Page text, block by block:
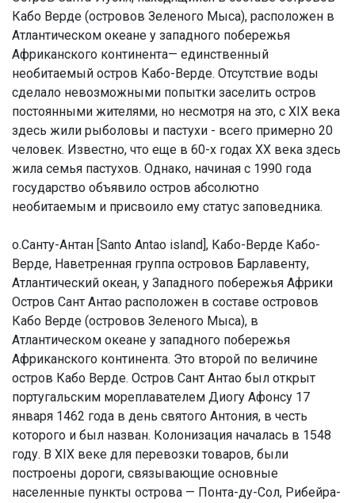
Кабо Верде (островов Зеленого Мыса), расположен в
Атлантическом океане у западного побережья
Африканского континента— единственный
необитаемый остров Кабо-Верде. Отсутствие воды
сделало невозможными попытки заселить остров
постоянными жителями, но несмотря на это, с XIX века
здесь жили рыболовы и пастухи - всего примерно 20
человек. Известно, что еще в 60-х годах XX века здесь
жила семья пастухов. Однако, начиная с 1990 года
государство объявило остров абсолютно
необитаемым и присвоило ему статус заповедника.
о.Санту-Антан [Santo Antao island], Кабо-Верде Кабо-
Верде, Наветренная группа островов Барлавенту,
Атлантический океан, у Западного побережья Африки
Остров Сант Антао расположен в составе островов
Кабо Верде (островов Зеленого Мыса), в
Атлантическом океане у западного побережья
Африканского континента. Это второй по величине
остров Кабо Верде. Остров Сант Антао был открыт
португальским мореплавателем Диогу Афонсу 17
января 1462 года в день святого Антония, в честь
которого и был назван. Колонизация началась в 1548
году. В XIX веке для перевозки товаров, были
построены дороги, связывающие основные
населенные пункты острова — Понта-ду-Сол, Рибейра-